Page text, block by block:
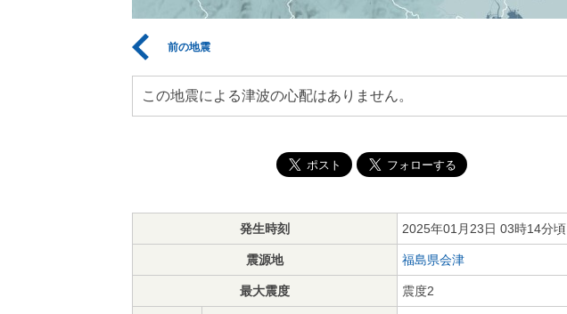
前の地震
この地震による津波の心配はありません。
発生時刻 2025年01月23日 03時14分頃
震源地 福島県会津
最大震度 震度2